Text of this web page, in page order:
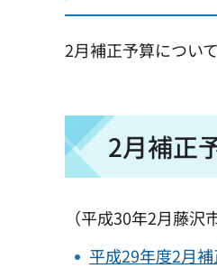
2月補正予算につい
2月補正
（平成30年2月藤
平成29年度2月補